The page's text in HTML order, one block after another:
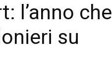
l’anno che
su